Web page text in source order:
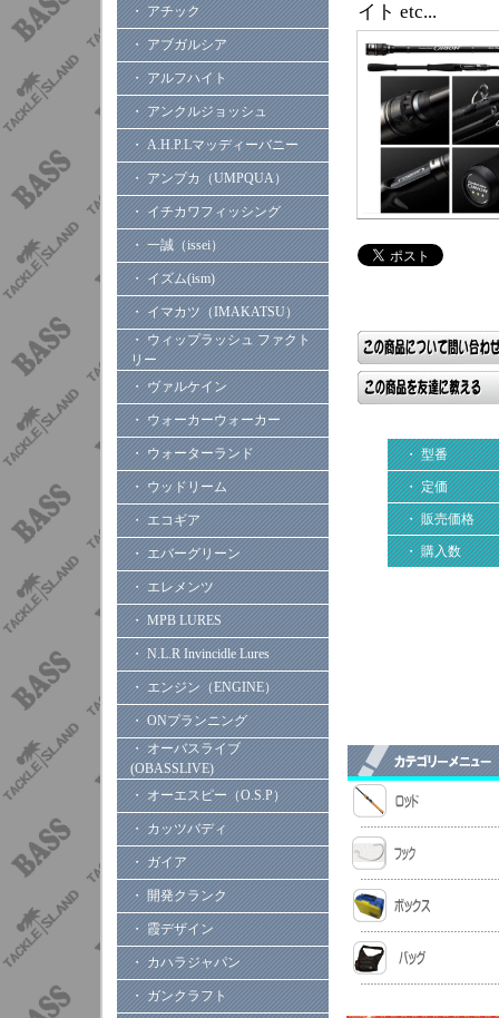
・ アチック
・ アブガルシア
・ アルフハイト
・ アンクルジョッシュ
・ A.H.P.Lマッディーバニー
・ アンプカ（UMPQUA）
・ イチカワフィッシング
・ 一誠（issei）
・ イズム(ism)
・ イマカツ（IMAKATSU）
・ ウィップラッシュ ファクト
リー
・ ヴァルケイン
・ ウォーカーウォーカー
・ ウォーターランド
・ ウッドリーム
・ エコギア
・ エバーグリーン
・ エレメンツ
・ MPB LURES
・ N.L.R Invincidle Lures
・ エンジン（ENGINE）
・ ONプランニング
・ オーバスライブ
(OBASSLIVE)
・ オーエスピー（O.S.P）
・ カッツバディ
・ ガイア
・ 開発クランク
・ 霞デザイン
・ カハラジャパン
・ ガンクラフト
イト etc...
・ 型番
・ 定価
・ 販売価格
・ 購入数